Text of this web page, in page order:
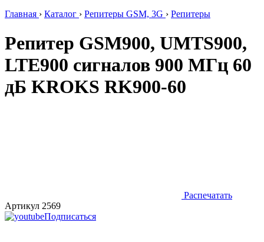
Главная › Каталог › Репитеры GSM, 3G › Репитеры
Репитер GSM900, UMTS900,
LTE900 сигналов 900 МГц 60
дБ KROKS RK900-60
Распечатать
Артикул 2569
Подписаться